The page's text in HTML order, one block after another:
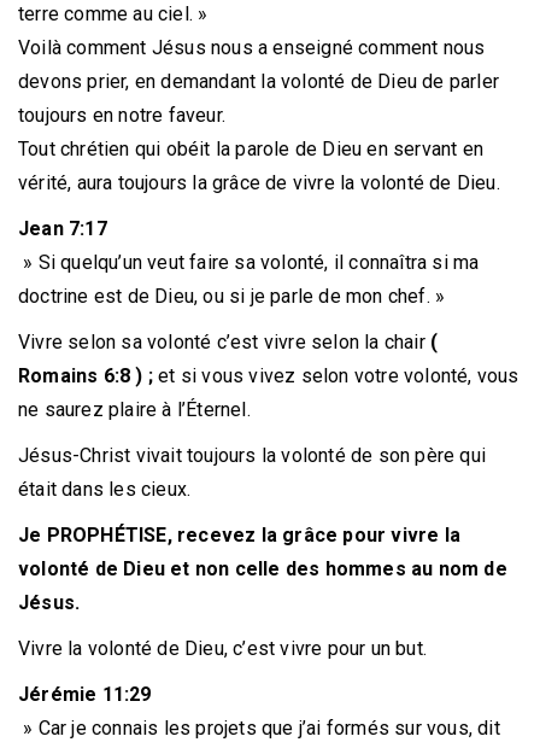
terre comme au ciel. »
Voilà comment Jésus nous a enseigné comment nous
devons prier, en demandant la volonté de Dieu de parler
toujours en notre faveur.
Tout chrétien qui obéit la parole de Dieu en servant en
vérité, aura toujours la grâce de vivre la volonté de Dieu.
Jean 7:17
» Si quelqu’un veut faire sa volonté, il connaîtra si ma
doctrine est de Dieu, ou si je parle de mon chef. »
Vivre selon sa volonté c’est vivre selon la chair (
Romains 6:8 ) ; et si vous vivez selon votre volonté, vous
ne saurez plaire à l’Éternel.
Jésus-Christ vivait toujours la volonté de son père qui
était dans les cieux.
Je PROPHÉTISE, recevez la grâce pour vivre la
volonté de Dieu et non celle des hommes au nom de
Jésus.
Vivre la volonté de Dieu, c’est vivre pour un but.
Jérémie 11:29
» Car je connais les projets que j’ai formés sur vous, dit